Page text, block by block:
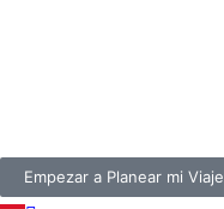
Empezar a Planear mi Viaje